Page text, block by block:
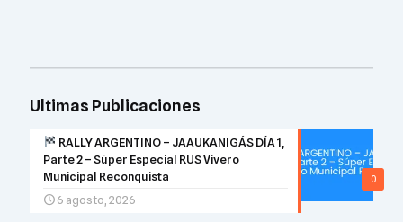
Ultimas Publicaciones
0
RALLY ARGENTINO – JAAUKANIGÁS DÍA 1,
Parte 2 – Súper Especial RUS Vivero
Municipal Reconquista
6 agosto, 2026